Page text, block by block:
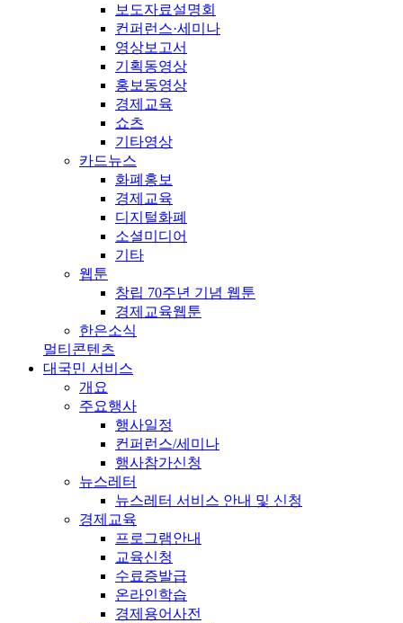
보도자료설명회
컨퍼런스·세미나
영상보고서
기획동영상
홍보동영상
경제교육
쇼츠
기타영상
카드뉴스
화폐홍보
경제교육
디지털화폐
소셜미디어
기타
웹툰
창립 70주년 기념 웹툰
경제교육웹툰
한은소식
멀티콘텐츠
대국민 서비스
개요
주요행사
행사일정
컨퍼런스/세미나
행사참가신청
뉴스레터
뉴스레터 서비스 안내 및 신청
경제교육
프로그램안내
교육신청
수료증발급
온라인학습
경제용어사전